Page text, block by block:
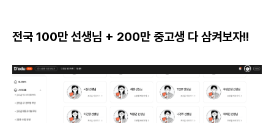
전국 100만 선생님 + 200만 중고생 다 삼켜보자!!